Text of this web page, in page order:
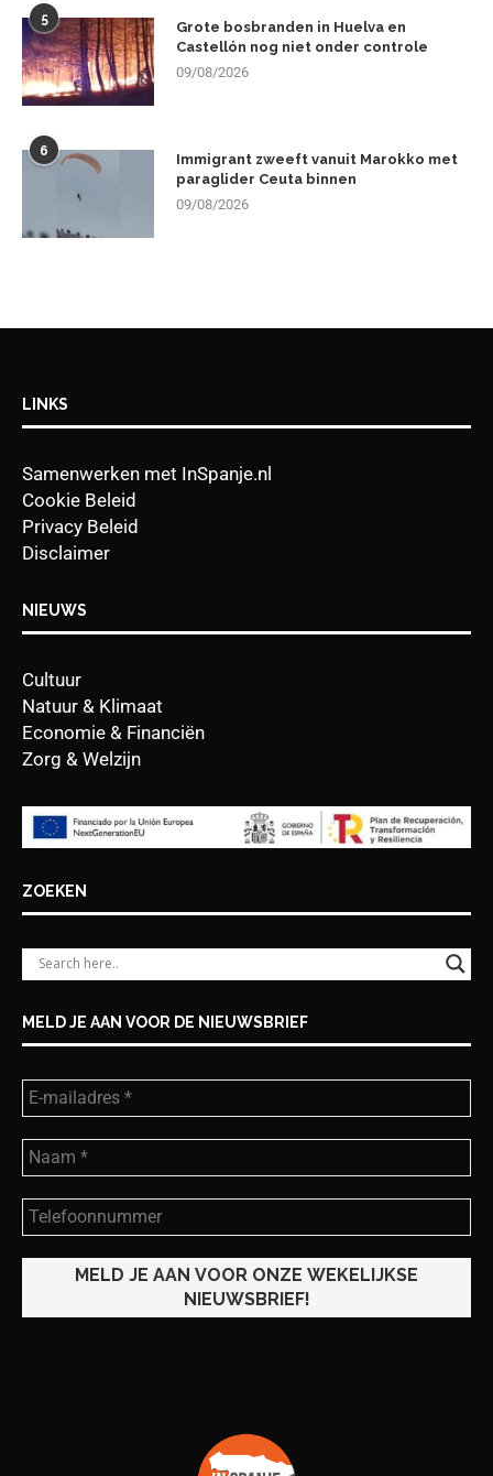
5
Grote bosbranden in Huelva en
Castellón nog niet onder controle
09/08/2026
6
Immigrant zweeft vanuit Marokko met
paraglider Ceuta binnen
09/08/2026
LINKS
Samenwerken met InSpanje.nl
Cookie Beleid
Privacy Beleid
Disclaimer
NIEUWS
Cultuur
Natuur & Klimaat
Economie & Financiën
Zorg & Welzijn
ZOEKEN
MELD JE AAN VOOR DE NIEUWSBRIEF